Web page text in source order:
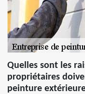
Quelles sont les
propriétaires
peinture